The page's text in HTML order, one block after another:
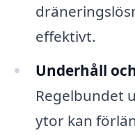
effektivt.
Underhåll
Regelbundet
ytor kan